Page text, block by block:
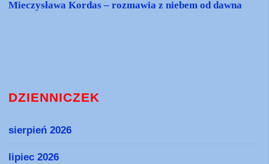
Mieczysława Kordas – rozmawia z niebem od dawna
DZIENNICZEK
sierpień 2026
lipiec 2026